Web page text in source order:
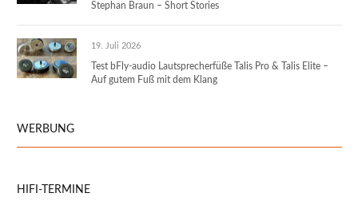
Stephan Braun – Short Stories
19. Juli 2026
Test bFly-audio Lautsprecherfüße Talis Pro & Talis Elite –
Auf gutem Fuß mit dem Klang
WERBUNG
HIFI-TERMINE